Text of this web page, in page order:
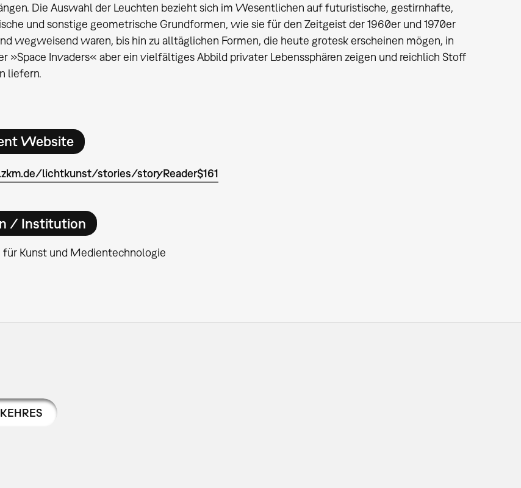
Die Auswahl der Leuchten bezieht sich im Wesentlichen auf futuristische, gestirnhafte,
und sonstige geometrische Grundformen, wie sie für den Zeitgeist der 1960er und 1970er
wegweisend waren, bis hin zu alltäglichen Formen, die heute grotesk erscheinen mögen, in
»Space Invaders« aber ein vielfältiges Abbild privater Lebenssphären zeigen und reichlich Stoff
liefern.
Website
lichtkunst/stories/storyReader$161
/ Institution
für Kunst und Medientechnologie